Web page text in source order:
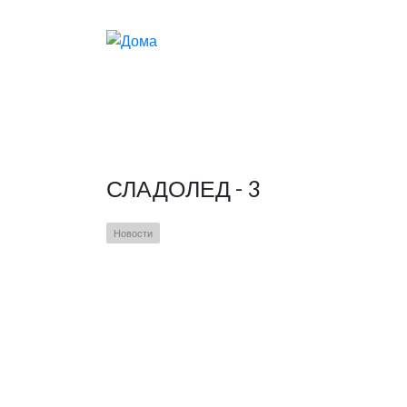
Skip to main content
СЛАДОЛЕД - 3
Новости